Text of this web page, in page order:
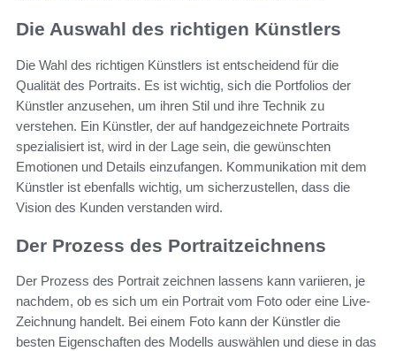
Die Auswahl des richtigen Künstlers
Die Wahl des richtigen Künstlers ist entscheidend für die
Qualität des Portraits. Es ist wichtig, sich die Portfolios der
Künstler anzusehen, um ihren Stil und ihre Technik zu
verstehen. Ein Künstler, der auf handgezeichnete Portraits
spezialisiert ist, wird in der Lage sein, die gewünschten
Emotionen und Details einzufangen. Kommunikation mit dem
Künstler ist ebenfalls wichtig, um sicherzustellen, dass die
Vision des Kunden verstanden wird.
Der Prozess des Portraitzeichnens
Der Prozess des Portrait zeichnen lassens kann variieren, je
nachdem, ob es sich um ein Portrait vom Foto oder eine Live-
Zeichnung handelt. Bei einem Foto kann der Künstler die
besten Eigenschaften des Modells auswählen und diese in das